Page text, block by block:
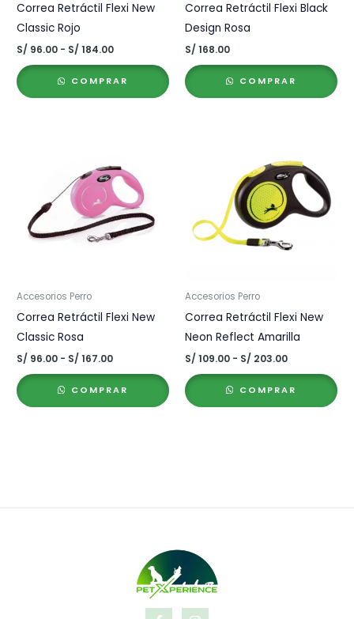
Correa Retráctil Flexi New
Classic Rojo
S/ 96.00 - S/ 184.00Rango
desde
S/ 96.00
COMPRAR
Correa Retráctil Flexi Black
Design Rosa
S/ 168.00
COMPRAR
Accesorios Perro
Correa Retráctil Flexi New
Classic Rosa
S/ 96.00 - S/ 167.00Rango
desde
S/ 96.00
COMPRAR
Accesorios Perro
Correa Retráctil Flexi New
Neon Reflect Amarilla
S/ 109.00 - S/ 203.00Rango
precios:
desde
S/ 109.00
COMPRAR